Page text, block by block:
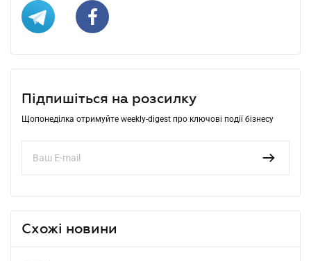
Підпишіться на розсилку
Щопонеділка отримуйте weekly-digest про ключові події бізнесу
Схожі новини